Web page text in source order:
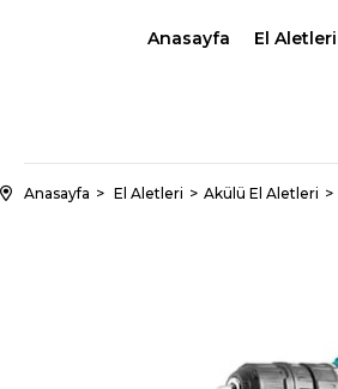
Anasayfa El Aletleri
Anasayfa El Aletleri Akülü El Aletleri